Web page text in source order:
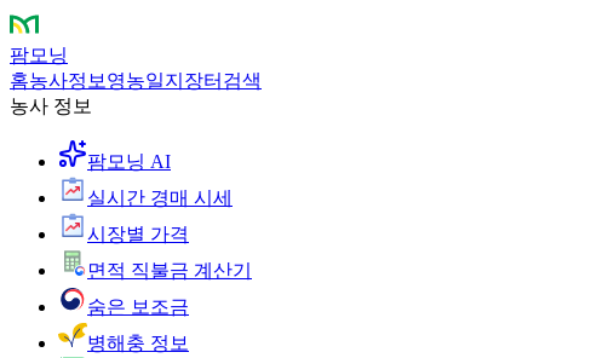
팜모닝
홈농사정보 영농일지 장터 검색
농사 정보
팜모닝 AI
실시간 경매 시세
시장별 가격
면적 직불금 계산기
숨은 보조금
병해충 정보